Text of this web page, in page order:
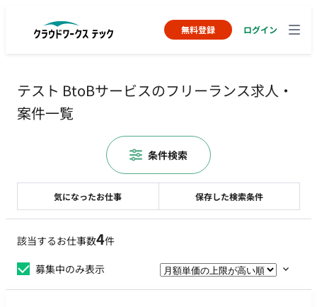
無料登録 ログイン
テスト BtoBサービスのフリーランス求人・
案件一覧
該当するお仕事数4件
募集中のみ表示
気になったお仕事 保存した検索条件
条件検索